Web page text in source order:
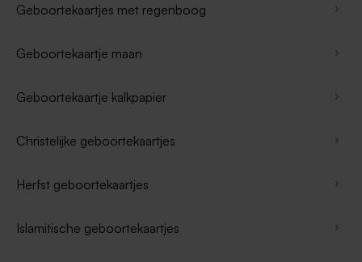
Geboortekaartjes met regenboog
Geboortekaartje maan
Geboortekaartje kalkpapier
Christelijke geboortekaartjes
Herfst geboortekaartjes
Islamitische geboortekaartjes